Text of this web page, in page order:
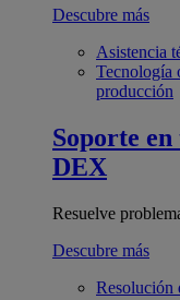
Descubre más
Asistencia
Tecnología
producción
Soporte
DEX
Resuelve
Descubre más
Resolución